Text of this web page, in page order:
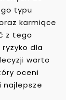
typu
karmiące
z tego
dla
warto
oceni